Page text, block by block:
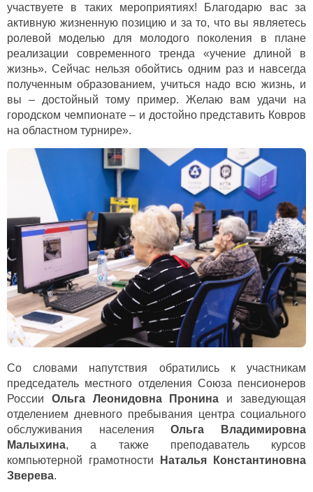
участвуете в таких мероприятиях! Благодарю вас за
активную жизненную позицию и за то, что вы являетесь
ролевой моделью для молодого поколения в плане
реализации современного тренда «учение длиной в
жизнь». Сейчас нельзя обойтись одним раз и навсегда
полученным образованием, учиться надо всю жизнь, и
вы – достойный тому пример. Желаю вам удачи на
городском чемпионате – и достойно представить Ковров
на областном турнире».
Со словами напутствия обратились к участникам
председатель местного отделения Союза пенсионеров
России Ольга Леонидовна Пронина и заведующая
отделением дневного пребывания центра социального
обслуживания населенияОльга Владимировна
Малыхина, а также преподаватель курсов
компьютерной грамотности
Наталья Константиновна
Зверева.